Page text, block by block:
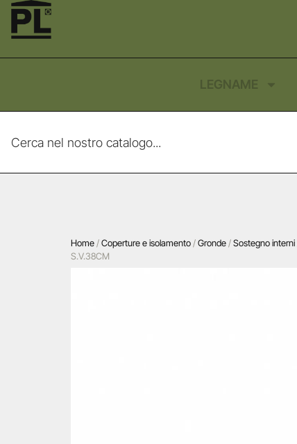
LEGNAME
Home /Coperture e isolamento /Gronde /Sostegno interni
S.V.38CM